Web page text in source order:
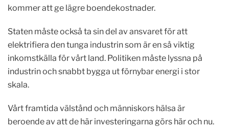
kommer att ge lägre boendekostnader.
Staten måste också ta sin del av ansvaret för att
elektrifiera den tunga industrin som är en så viktig
inkomstkälla för vårt land. Politiken måste lyssna på
industrin och snabbt bygga ut förnybar energi i stor
skala.
Vårt framtida välstånd och människors hälsa är
beroende av att de här investeringarna görs här och nu.